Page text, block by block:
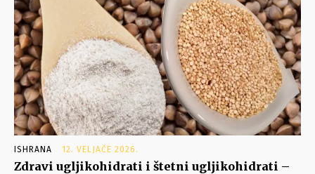
ISHRANA 12. VELJAČE 2026.
Zdravi ugljikohidrati i štetni ugljikohidrati –